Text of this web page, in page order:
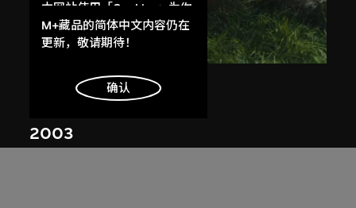
2003
本网站使用「Cookies」为你
提供最好的网站体验。
了解更多
明白
M+藏品的简体中文内容仍在
更新，敬请期待！
确认